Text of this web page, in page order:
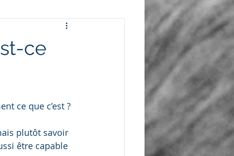
ce
ce que c’est ?
plutôt savoir
être capable